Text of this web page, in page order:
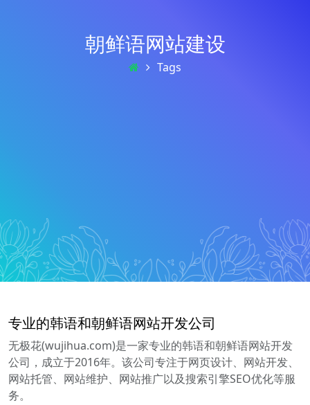
朝鲜语网站建设
Tags
专业的韩语和朝鲜语网站开发公司
无极花(wujihua.com)是一家专业的韩语和朝鲜语网站开发
公司，成立于2016年。该公司专注于网页设计、网站开发、
网站托管、网站维护、网站推广以及搜索引擎SEO优化等服
务。